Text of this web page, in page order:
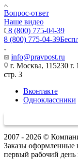
Вопрос-ответ
Наше видео
8 (800) 775-04-39
8 (800) 775-04-39
info@pravpost.ru
г. Москва, 115230
стр. 3
Вконтакте
Одноклассники
2007 - 2026 ©
Заказы оформленные
первый рабочий день